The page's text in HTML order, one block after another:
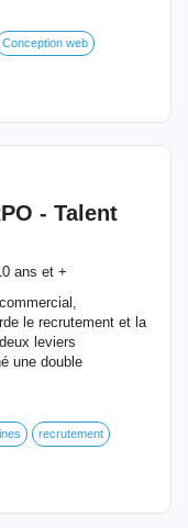
Conception web
- Talent
ans et +
le recrutement et la
leviers
une double
recrutement